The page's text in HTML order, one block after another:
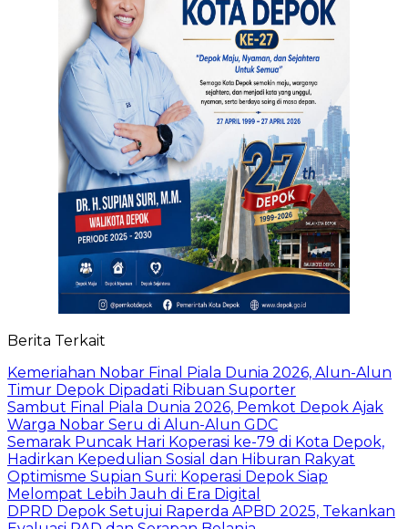
Berita Terkait
Kemeriahan Nobar Final Piala Dunia 2026, Alun-Alun
Timur Depok Dipadati Ribuan Suporter
Sambut Final Piala Dunia 2026, Pemkot Depok Ajak
Warga Nobar Seru di Alun-Alun GDC
Semarak Puncak Hari Koperasi ke-79 di Kota Depok,
Hadirkan Kepedulian Sosial dan Hiburan Rakyat
Optimisme Supian Suri: Koperasi Depok Siap
Melompat Lebih Jauh di Era Digital
DPRD Depok Setujui Raperda APBD 2025, Tekankan